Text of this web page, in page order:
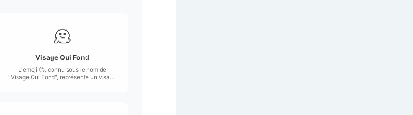
🫠
Visage Qui Fond
L'emoji 🫠, connu sous le nom de
"Visage Qui Fond", représente un visage